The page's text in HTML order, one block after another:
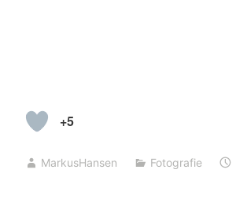
+5
MarkusHansen Fotografie